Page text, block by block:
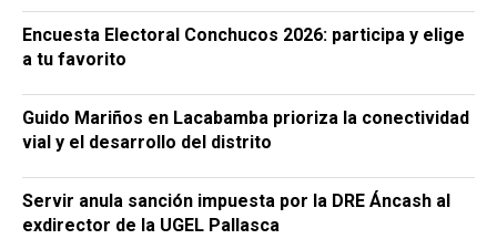
Encuesta Electoral Conchucos 2026: participa y elige
a tu favorito
Guido Mariños en Lacabamba prioriza la conectividad
vial y el desarrollo del distrito
Servir anula sanción impuesta por la DRE Áncash al
exdirector de la UGEL Pallasca